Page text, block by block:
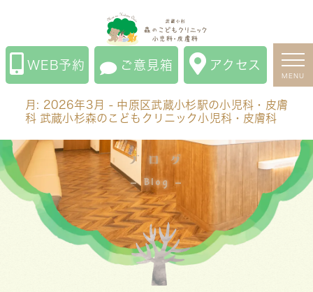
- 中原区武蔵小杉駅の小児科・皮膚科 武
蔵小杉森のこどもクリニック小児科・皮膚科
WEB予約 ご意見箱 アクセス
MENU
月: 2026年3月
- 中原区武蔵小杉駅の小児科・皮膚
科 武蔵小杉森のこどもクリニック小児科・皮膚科
ブログ
Blog